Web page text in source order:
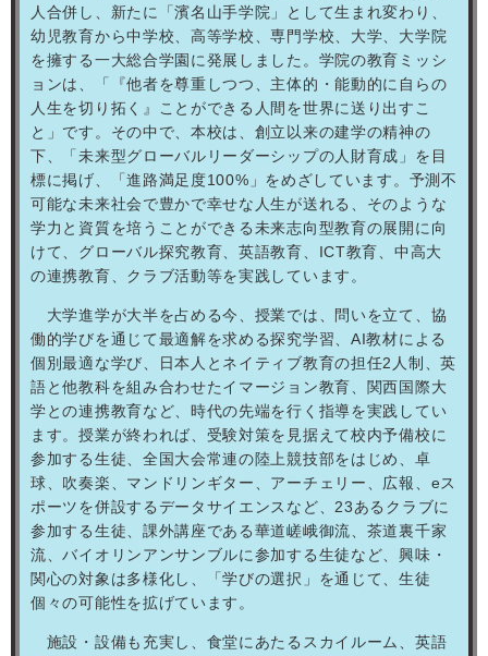
人合併し、新たに「濱名山手学院」として生まれ変わり、
幼児教育から中学校、高等学校、専門学校、大学、大学院
を擁する一大総合学園に発展しました。学院の教育ミッシ
ョンは、「『他者を尊重しつつ、主体的・能動的に自らの
人生を切り拓く』ことができる人間を世界に送り出すこ
と」です。その中で、本校は、創立以来の建学の精神の
下、「未来型グローバルリーダーシップの人財育成」を目
標に掲げ、「進路満足度100% 」をめざしています。予測不
可能な未来社会で豊かで幸せな人生が送れる、そのような
学力と資質を培うことができる未来志向型教育の展開に向
けて、グローバル探究教育、英語教育、 ICT教育、中高大
の連携教育、クラブ活動等を実践しています。
大学進学が大半を占める今、授業では、問いを立て、協
働的学びを通じて最適解を求める探究学習、 AI教材による
個別最適な学び、日本人とネイティブ教育の担任2 人制、英
語と他教科を組み合わせたイマージョン教育、関西国際大
学との連携教育など、時代の先端を行く指導を実践してい
ます。授業が終われば、受験対策を見据えて校内予備校に
参加する生徒、全国大会常連の陸上競技部をはじめ、卓
球、吹奏楽、マンドリンギター、アーチェリー、広報、 eス
ポーツを併設するデータサイエンスなど、23あるクラブに
参加する生徒、課外講座である華道嵯峨御流、茶道裏千家
流、バイオリンアンサンブルに参加する生徒など、興味・
関心の対象は多様化し、「学びの選択」を通じて、生徒
個々の可能性を拡げています。
施設・設備も充実し、食堂にあたるスカイルーム、英語